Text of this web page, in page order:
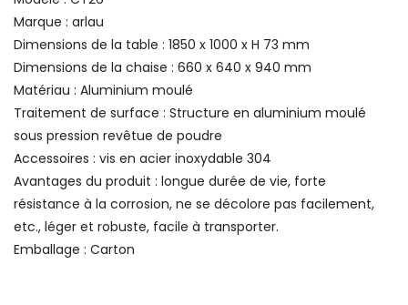
Marque : arlau
Dimensions de la table : 1850 x 1000 x H 73 mm
Dimensions de la chaise : 660 x 640 x 940 mm
Matériau : Aluminium moulé
Traitement de surface : Structure en aluminium moulé
sous pression revêtue de poudre
Accessoires : vis en acier inoxydable 304
Avantages du produit : longue durée de vie, forte
résistance à la corrosion, ne se décolore pas facilement,
etc., léger et robuste, facile à transporter.
Emballage : Carton